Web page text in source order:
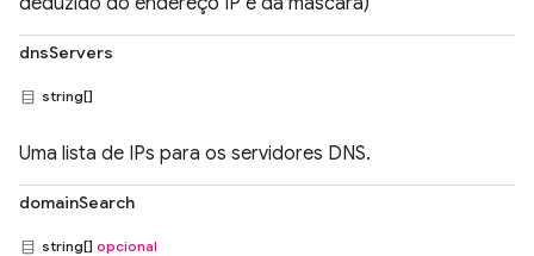
dnsServers
string[]
Uma lista de IPs para os servidores DNS.
domainSearch
string[] opcional